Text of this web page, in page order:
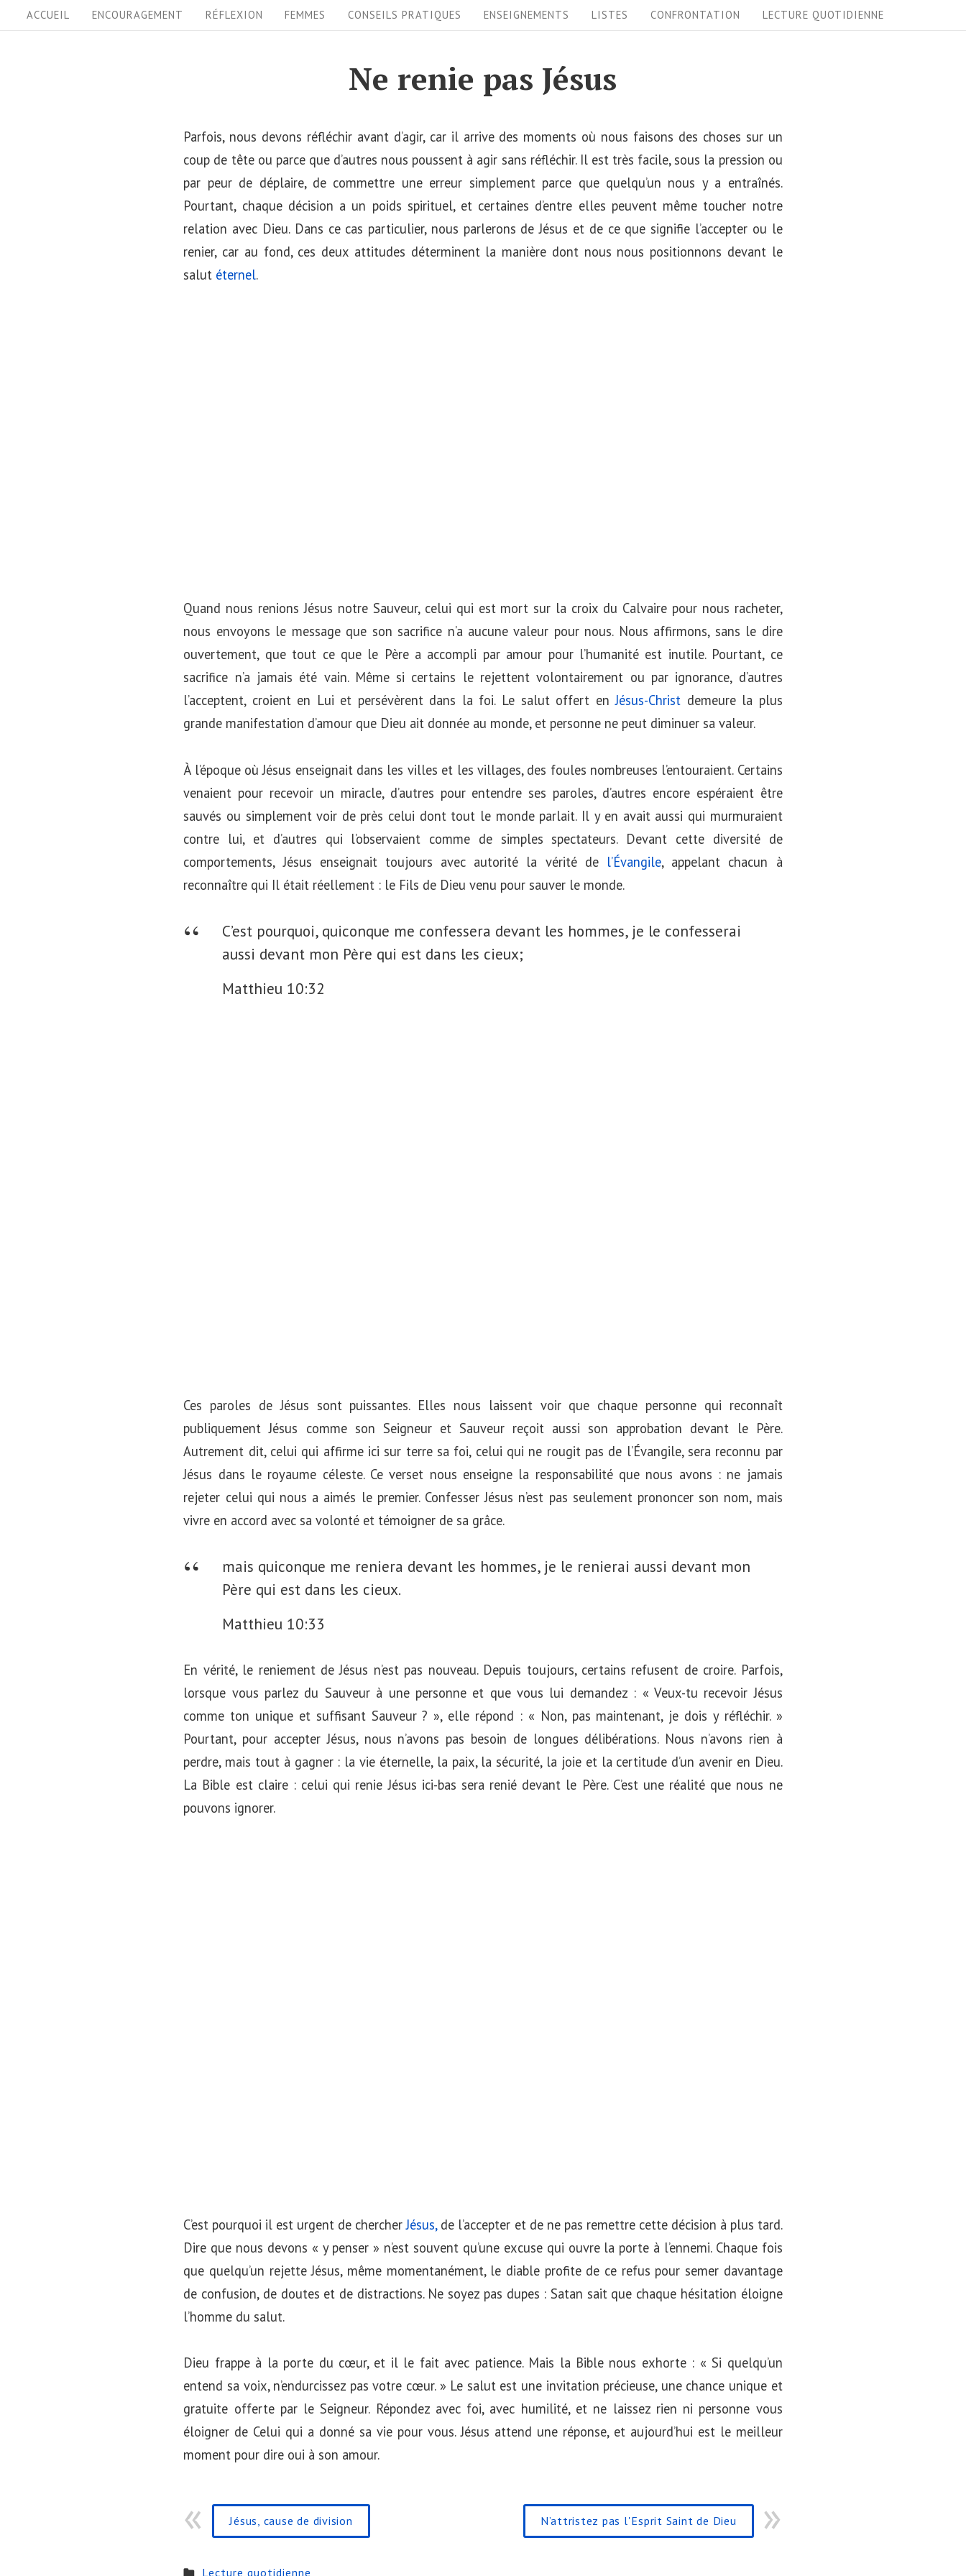
k
i
ACCUEIL ENCOURAGEMENT RÉFLEXION FEMMES CONSEILS PRATIQUES ENSEIGNEMENTS LISTES CONFRONTATION LECTURE QUOTIDIENNE
Ne renie pas Jésus
Parfois, nous devons réfléchir avant d’agir, car il arrive des moments où nous faisons des choses sur un
coup de tête ou parce que d’autres nous poussent à agir sans réfléchir. Il est très facile, sous la pression ou
par peur de déplaire, de commettre une erreur simplement parce que quelqu’un nous y a entraînés.
Pourtant, chaque décision a un poids spirituel, et certaines d’entre elles peuvent même toucher notre
relation avec Dieu. Dans ce cas particulier, nous parlerons de Jésus et de ce que signifie l’accepter ou le
renier, car au fond, ces deux attitudes déterminent la manière dont nous nous positionnons devant le
salut éternel.
Quand nous renions Jésus notre Sauveur, celui qui est mort sur la croix du Calvaire pour nous racheter,
nous envoyons le message que son sacrifice n’a aucune valeur pour nous. Nous affirmons, sans le dire
ouvertement, que tout ce que le Père a accompli par amour pour l’humanité est inutile. Pourtant, ce
sacrifice n’a jamais été vain. Même si certains le rejettent volontairement ou par ignorance, d’autres
l’acceptent, croient en Lui et persévèrent dans la foi. Le salut offert enJésus-Christ demeure la plus
grande manifestation d’amour que Dieu ait donnée au monde, et personne ne peut diminuer sa valeur.
À l’époque où Jésus enseignait dans les villes et les villages, des foules nombreuses l’entouraient. Certains
venaient pour recevoir un miracle, d’autres pour entendre ses paroles, d’autres encore espéraient être
sauvés ou simplement voir de près celui dont tout le monde parlait. Il y en avait aussi qui murmuraient
contre lui, et d’autres qui l’observaient comme de simples spectateurs. Devant cette diversité de
comportements, Jésus enseignait toujours avec autorité la vérité de l’Évangile, appelant chacun à
reconnaître qui Il était réellement : le Fils de Dieu venu pour sauver le monde.
C’est pourquoi, quiconque me confessera devant les hommes, je le confesserai
aussi devant mon Père qui est dans les cieux;
Matthieu 10:32
Ces paroles de Jésus sont puissantes. Elles nous laissent voir que chaque personne qui reconnaît
publiquement Jésus comme son Seigneur et Sauveur reçoit aussi son approbation devant le Père.
Autrement dit, celui qui affirme ici sur terre sa foi, celui qui ne rougit pas de l’Évangile, sera reconnu par
Jésus dans le royaume céleste. Ce verset nous enseigne la responsabilité que nous avons : ne jamais
rejeter celui qui nous a aimés le premier. Confesser Jésus n’est pas seulement prononcer son nom, mais
vivre en accord avec sa volonté et témoigner de sa grâce.
mais quiconque me reniera devant les hommes, je le renierai aussi devant mon
Père qui est dans les cieux.
Matthieu 10:33
En vérité, le reniement de Jésus n’est pas nouveau. Depuis toujours, certains refusent de croire. Parfois,
lorsque vous parlez du Sauveur à une personne et que vous lui demandez : « Veux-tu recevoir Jésus
comme ton unique et suffisant Sauveur ? », elle répond : « Non, pas maintenant, je dois y réfléchir. »
Pourtant, pour accepter Jésus, nous n’avons pas besoin de longues délibérations. Nous n’avons rien à
perdre, mais tout à gagner : la vie éternelle, la paix, la sécurité, la joie et la certitude d’un avenir en Dieu.
La Bible est claire : celui qui renie Jésus ici-bas sera renié devant le Père. C’est une réalité que nous ne
pouvons ignorer.
C’est pourquoi il est urgent de chercherJésus,de l’accepter et de ne pas remettre cette décision à plus tard.
Dire que nous devons « y penser » n’est souvent qu’une excuse qui ouvre la porte à l’ennemi. Chaque fois
que quelqu’un rejette Jésus, même momentanément, le diable profite de ce refus pour semer davantage
de confusion, de doutes et de distractions. Ne soyez pas dupes : Satan sait que chaque hésitation éloigne
l’homme du salut.
Dieu frappe à la porte du cœur, et il le fait avec patience. Mais la Bible nous exhorte : « Si quelqu’un
entend sa voix, n’endurcissez pas votre cœur. » Le salut est une invitation précieuse, une chance unique et
gratuite offerte par le Seigneur. Répondez avec foi, avec humilité, et ne laissez rien ni personne vous
éloigner de Celui qui a donné sa vie pour vous. Jésus attend une réponse, et aujourd’hui est le meilleur
moment pour dire oui à son amour.
Jésus, cause de division N’attristez pas l'Esprit Saint de Dieu
Lecture quotidienne